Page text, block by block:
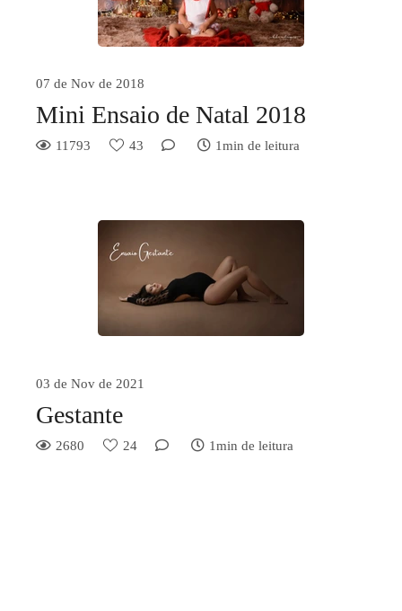
07 de Nov de 2018
Mini Ensaio de Natal 2018
11793 43 1min de leitura
03 de Nov de 2021
Gestante
2680 24 1min de leitura